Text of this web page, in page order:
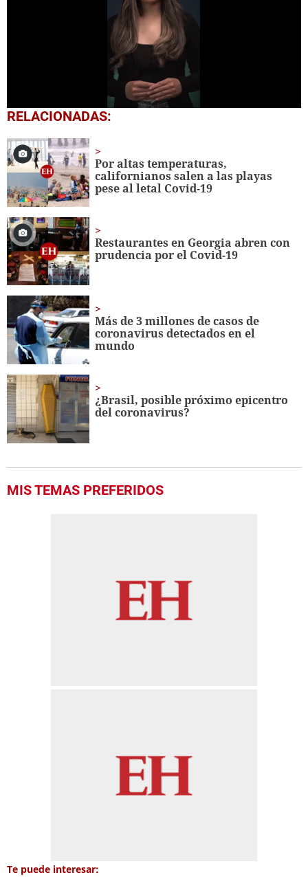
0
seconds
1
minute,
0
RELACIONADAS:
Por altas temperaturas,
californianos salen a las playas
pese al letal Covid-19
Restaurantes en Georgia abren con
prudencia por el Covid-19
Más de 3 millones de casos de
coronavirus detectados en el
mundo
¿Brasil, posible próximo epicentro
del coronavirus?
MIS TEMAS PREFERIDOS
Te puede interesar: